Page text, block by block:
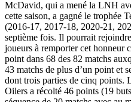
McDavid, qui a mené la LNH
cette saison, a gagné le trophée
(2016-17, 2017-18, 2020-21,
septième fois. Il pourrait
joueurs à remporter cet honneur
point dans 68 des 82 matchs
43 matchs de plus d’un point et
dont trois parties de cinq points.
Oilers a récolté 46 points (19